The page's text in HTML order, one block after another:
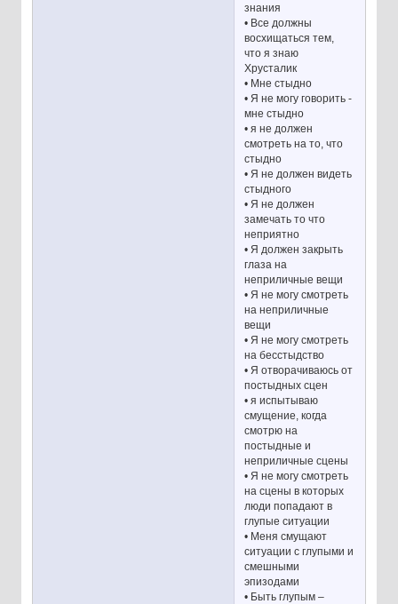
знания
• Все должны
восхищаться тем,
что я знаю
Хрусталик
• Мне стыдно
• Я не могу говорить -
мне стыдно
• я не должен
смотреть на то, что
стыдно
• Я не должен видеть
стыдного
• Я не должен
замечать то что
неприятно
• Я должен закрыть
глаза на
неприличные вещи
• Я не могу смотреть
на неприличные
вещи
• Я не могу смотреть
на бесстыдство
• Я отворачиваюсь от
постыдных сцен
• я испытываю
смущение, когда
смотрю на
постыдные и
неприличные сцены
• Я не могу смотреть
на сцены в которых
люди попадают в
глупые ситуации
• Меня смущают
ситуации с глупыми и
смешными
эпизодами
• Быть глупым –